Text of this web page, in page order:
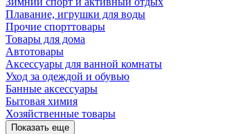
Плавание, игрушки для воды
Прочие спорттовары
Товары для дома
Автотовары
Аксессуары для ванной комнаты
Уход за одеждой и обувью
Банные аксессуары
Бытовая химия
Хозяйственные товары
Показать еще